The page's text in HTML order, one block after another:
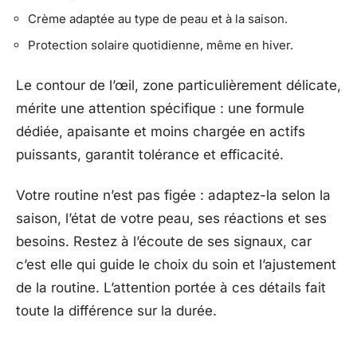
Crème adaptée au type de peau et à la saison.
Protection solaire quotidienne, même en hiver.
Le contour de l’œil, zone particulièrement délicate,
mérite une attention spécifique : une formule
dédiée, apaisante et moins chargée en actifs
puissants, garantit tolérance et efficacité.
Votre routine n’est pas figée : adaptez-la selon la
saison, l’état de votre peau, ses réactions et ses
besoins. Restez à l’écoute de ses signaux, car
c’est elle qui guide le choix du soin et l’ajustement
de la routine. L’attention portée à ces détails fait
toute la différence sur la durée.